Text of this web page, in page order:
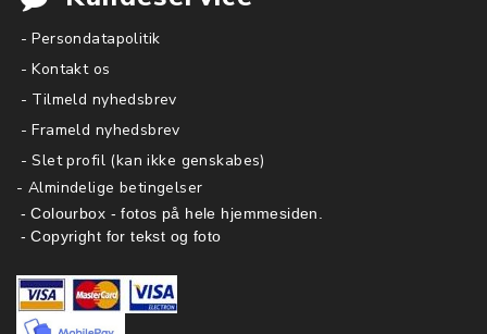
- Persondatapolitik
- Kontakt os
- Tilmeld nyhedsbrev
- Frameld nyhedsbrev
- Slet profil (kan ikke genskabes)
- Almindelige betingelser
- Colourbox - fotos på hele hjemmesiden.
- Copyright for tekst og foto